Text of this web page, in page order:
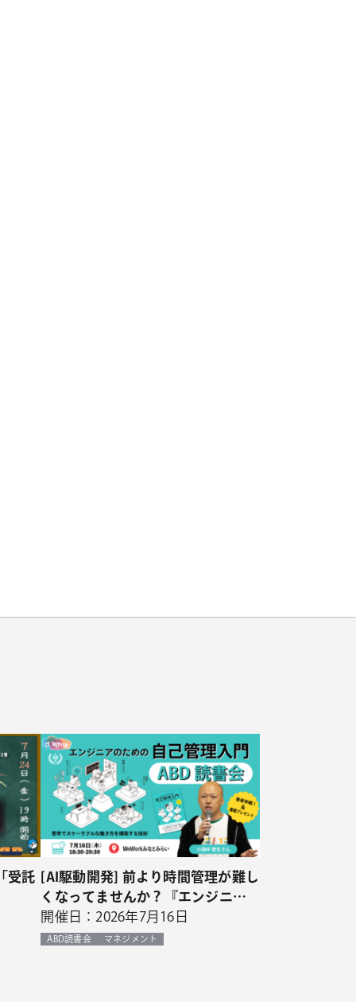
受託
[AI駆動開発] 前より時間管理が難し
くなってませんか？『エンジニア
のための自己管理入門』ABD読書
会
開催日：2026年7月16日
ABD読書会 マネジメント